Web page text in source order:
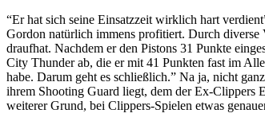
“Er hat sich seine Einsatzzeit wirklich hart
Gordon natürlich immens profitiert. Durch
draufhat. Nachdem er den Pistons 31 Punkte
City Thunder ab, die er mit 41 Punkten fast im
habe. Darum geht es schließlich.” Na ja, nicht
ihrem Shooting Guard liegt, dem der Ex-Clippers
weiterer Grund, bei Clippers-Spielen etwas